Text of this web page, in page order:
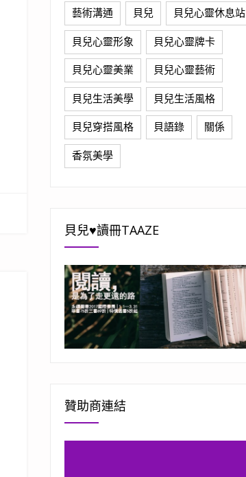
藝術溝通 貝兒 貝兒心靈休息站
貝兒心靈形象 貝兒心靈牌卡
貝兒心靈美業 貝兒心靈藝術
貝兒生活美學 貝兒生活風格
貝兒穿搭風格 貝語錄 關係
香氛美學
貝兒♥讀冊TAAZE
贊助商連結